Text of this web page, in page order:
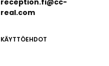
KÄYTTÖEHDOT
real.com